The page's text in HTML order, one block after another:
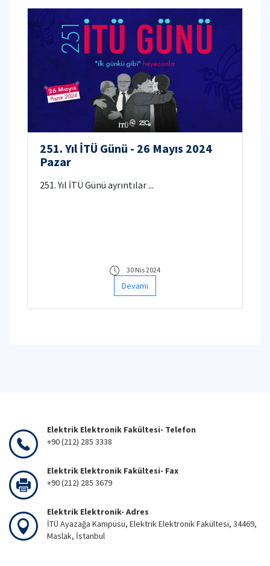
251. Yıl İTÜ Günü - 26 Mayıs 2024
Pazar
251. Yıl İTÜ Günü ayrıntılar ...
30 Nis 2024
Devamı
Elektrik Elektronik Fakültesi- Telefon
+90 (212) 285 3338
Elektrik Elektronik Fakültesi- Fax
+90 (212) 285 3679
Elektrik Elektronik- Adres
İTÜ Ayazağa Kampüsü, Elektrik Elektronik Fakültesi, 34469,
Maslak, İstanbul